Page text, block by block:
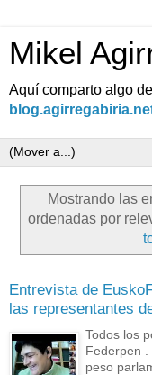
Mikel
Aquí comparto algo
Mostrando las
ordenadas por
Entrevista de
las representantes
Todos los
Federpen
peso